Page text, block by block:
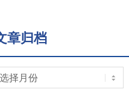
章归档
文